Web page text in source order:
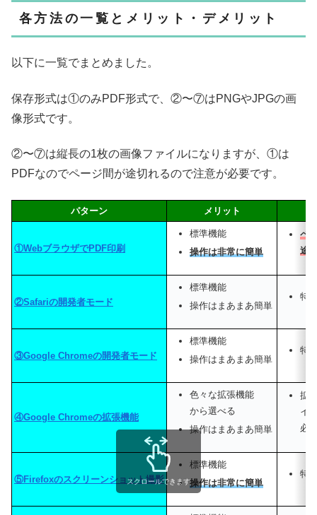
各方法の一覧とメリット・デメリット
以下に一覧でまとめました。
保存形式は①のみPDF形式で、②〜⑦はPNGやJPGの画
像形式です。
②〜⑦は縦長の1枚の画像ファイルになりますが、①は
PDFなのでページ間が途切れるので注意が必要です。
パターン メリット
①WebブラウザでPDF印刷
標準機能
操作は非常に簡単
ペ
途
②Safariの開発者モード
標準機能
操作はまあまあ簡単
特
③Google Chromeの開発者モード
標準機能
操作はまあまあ簡単
特
④Google Chromeの拡張機能
色々な拡張機能
から選べる
操作はまあまあ簡単
拡
イ
必
⑤Firefoxのスクリーンショット撮影
標準機能
操作は非常に簡単
特
スクロールできます